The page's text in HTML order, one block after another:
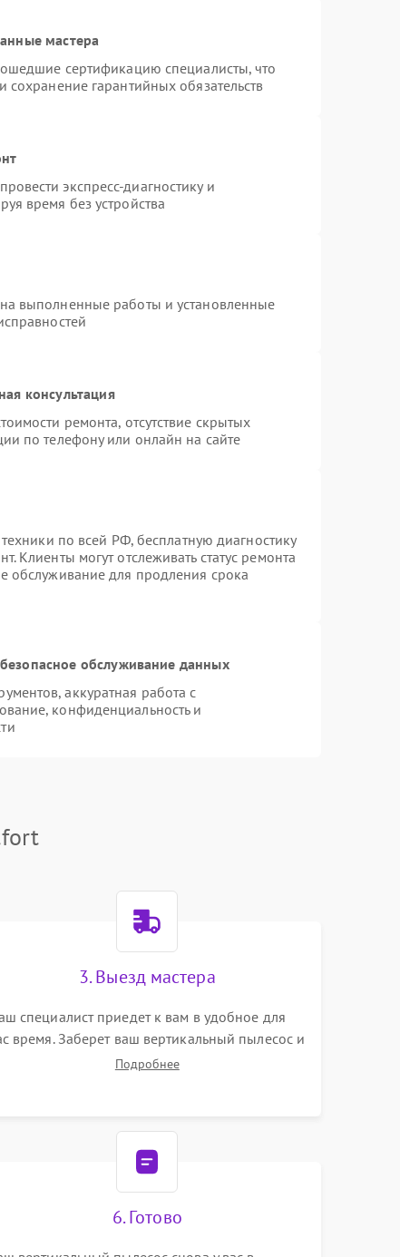
мастера
сертификацию специалисты, что
сохранение гарантийных обязательств
экспресс-диагностику и
время без устройства
выполненные работы и установленные
консультация
ремонта, отсутствие скрытых
по телефону или онлайн на сайте
по всей РФ, бесплатную диагностику
Клиенты могут отслеживать статус ремонта
обслуживание для продления срока
обслуживание данных
аккуратная работа с
конфиденциальность и
3. Выезд мастера
специалист приедет к вам в удобное для
время. Заберет ваш вертикальный пылесос и
на склад для диагностики.
Подробнее
6. Готово